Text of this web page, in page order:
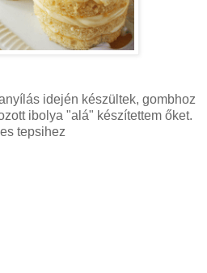
idején készültek, gombhoz
ibolya "alá" készítettem őket.
tepsihez